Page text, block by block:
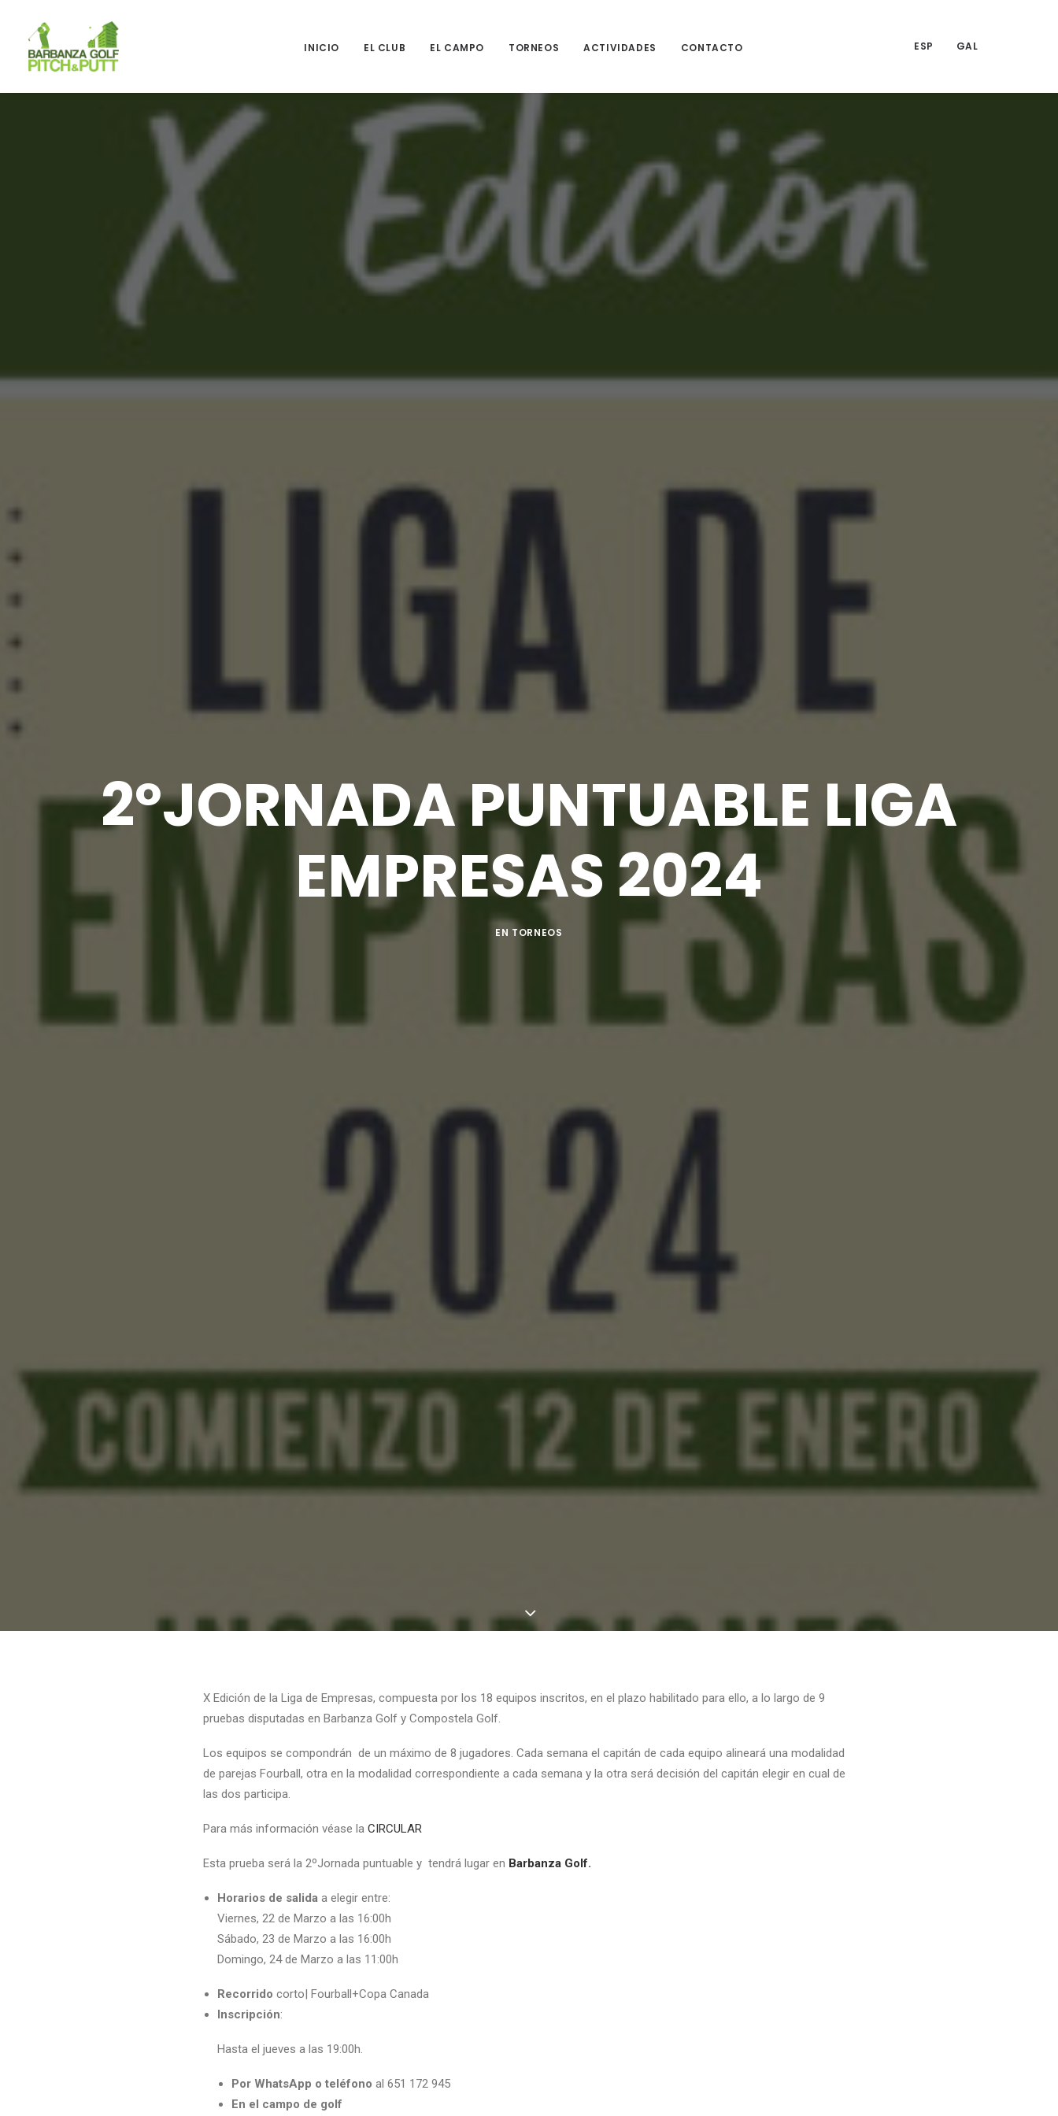
INICIO EL CLUB EL CAMPO TORNEOS ACTIVIDADES CONTACTO ESP GAL
2ºJORNADA PUNTUABLE LIGA
EMPRESAS 2024
EN TORNEOS
X Edición de la Liga de Empresas, compuesta por los 18 equipos inscritos, en el plazo habilitado para ello, a lo largo de 9
pruebas disputadas en Barbanza Golf y Compostela Golf.
Los equipos se compondrán de un máximo de 8 jugadores. Cada semana el capitán de cada equipo alineará una modalidad
de parejas Fourball, otra en la modalidad correspondiente a cada semana y la otra será decisión del capitán elegir en cual de
las dos participa.
Para más información véase la CIRCULAR
Esta prueba será la 2ºJornada puntuable y tendrá lugar en Barbanza Golf.
Horarios de salida a elegir entre:
Viernes, 22 de Marzo a las 16:00h
Sábado, 23 de Marzo a las 16:00h
Domingo, 24 de Marzo a las 11:00h
Recorrido corto| Fourball+Copa Canada
Inscripción:
Hasta el jueves a las 19:00h.
Por WhatsApp o teléfono al 651 172 945
En el campo de golf